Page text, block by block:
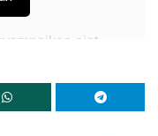
niat
penaung